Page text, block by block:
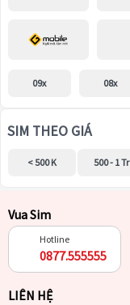
09x 08x
SIM THEO GIÁ
< 500 K 500 - 1 Tr
Vua Sim
Hotline
0877.555555
LIÊN HỆ